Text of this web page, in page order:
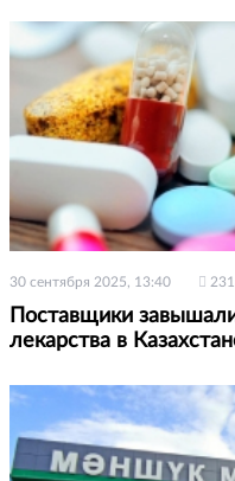
30 сентября 2025, 13:40
Поставщики
лекарства в